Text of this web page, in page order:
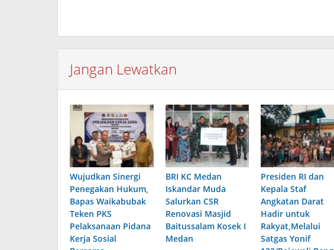
Jangan Lewatkan
Wujudkan Sinergi
Penegakan Hukum,
Bapas Waikabubak
Teken PKS
Pelaksanaan Pidana
Kerja Sosial
BRI KC Medan
Iskandar Muda
Salurkan CSR
Renovasi Masjid
Baitussalam Kosek I
Medan
Presiden RI dan
Kepala Staf
Angkatan Darat
Hadir untuk
Rakyat,Melalui
Satgas Yonif